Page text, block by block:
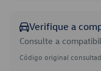
Verifique a
Consulte a
Código original